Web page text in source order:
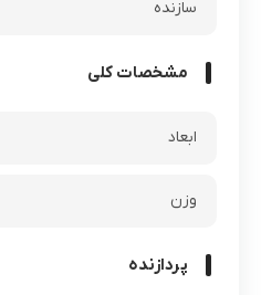
سازنده
مشخصات کلی
ابعاد
وزن
پردازنده